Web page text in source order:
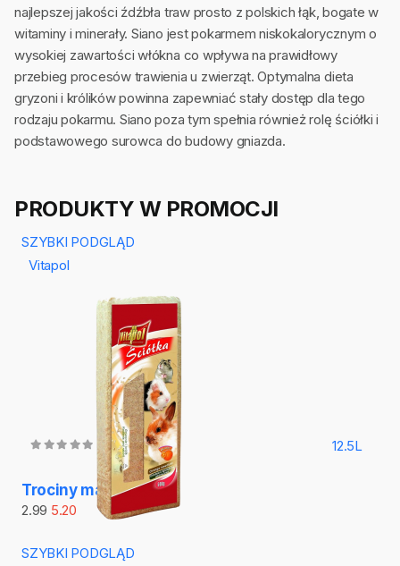
najlepszej jakości źdźbła traw prosto z polskich łąk, bogate w
witaminy i minerały. Siano jest pokarmem niskokalorycznym o
wysokiej zawartości włókna co wpływa na prawidłowy
przebieg procesów trawienia u zwierząt. Optymalna dieta
gryzoni i królików powinna zapewniać stały dostęp dla tego
rodzaju pokarmu. Siano poza tym spełnia również rolę ściółki i
podstawowego surowca do budowy gniazda.
PRODUKTY W PROMOCJI
SZYBKI PODGLĄD
Vitapol
12.5L
Trociny małe
2.99 5.20
SZYBKI PODGLĄD